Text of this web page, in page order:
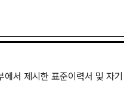
서 제시한 표준이력서 및 자기